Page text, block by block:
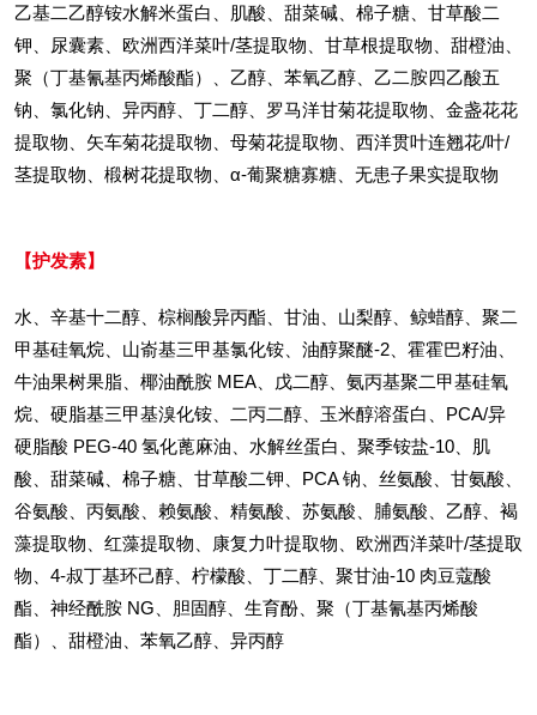
乙基二乙醇铵水解米蛋白、肌酸、甜菜碱、棉子糖、甘草酸二
钾、尿囊素、欧洲西洋菜叶/茎提取物、甘草根提取物、甜橙油、
聚（丁基氰基丙烯酸酯）、乙醇、苯氧乙醇、乙二胺四乙酸五
钠、氯化钠、异丙醇、丁二醇、罗马洋甘菊花提取物、金盏花花
提取物、矢车菊花提取物、母菊花提取物、西洋贯叶连翘花/叶/
茎提取物、椴树花提取物、α-葡聚糖寡糖、无患子果实提取物
【护发素】
水、辛基十二醇、棕榈酸异丙酯、甘油、山梨醇、鲸蜡醇、聚二
甲基硅氧烷、山嵛基三甲基氯化铵、油醇聚醚-2、霍霍巴籽油、
牛油果树果脂、椰油酰胺 MEA、戊二醇、氨丙基聚二甲基硅氧
烷、硬脂基三甲基溴化铵、二丙二醇、玉米醇溶蛋白、PCA/异
硬脂酸 PEG-40 氢化蓖麻油、水解丝蛋白、聚季铵盐-10、肌
酸、甜菜碱、棉子糖、甘草酸二钾、PCA 钠、丝氨酸、甘氨酸、
谷氨酸、丙氨酸、赖氨酸、精氨酸、苏氨酸、脯氨酸、乙醇、褐
藻提取物、红藻提取物、康复力叶提取物、欧洲西洋菜叶/茎提取
物、4-叔丁基环己醇、柠檬酸、丁二醇、聚甘油-10 肉豆蔻酸
酯、神经酰胺 NG、胆固醇、生育酚、聚（丁基氰基丙烯酸
酯）、甜橙油、苯氧乙醇、异丙醇